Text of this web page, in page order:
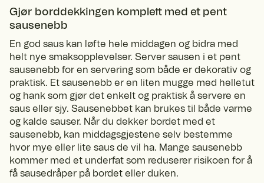
Gjør borddekkingen komplett med et pent
sausenebb
En god saus kan løfte hele middagen og bidra med
helt nye smaksopplevelser. Server sausen i et pent
sausenebb for en servering som både er dekorativ og
praktisk. Et sausenebb er en liten mugge med helletut
og hank som gjør det enkelt og praktisk å servere en
saus eller sjy. Sausenebbet kan brukes til både varme
og kalde sauser. Når du dekker bordet med et
sausenebb, kan middagsgjestene selv bestemme
hvor mye eller lite saus de vil ha. Mange sausenebb
kommer med et underfat som reduserer risikoen for å
få sausedråper på bordet eller duken.